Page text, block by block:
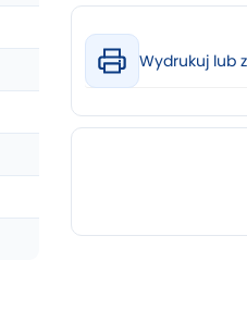
Wydrukuj lub